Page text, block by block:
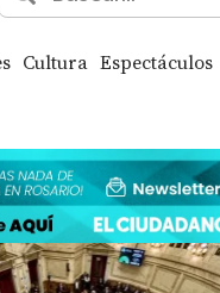
Cultura Espectáculos